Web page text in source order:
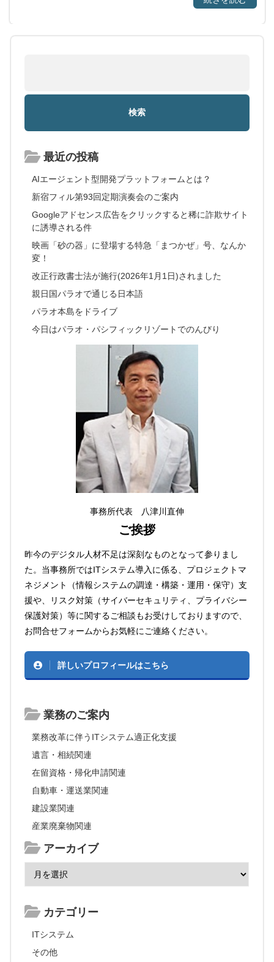
最近の投稿
AIエージェント型開発プラットフォームとは？
新宿フィル第93回定期演奏会のご案内
Googleアドセンス広告をクリックすると稀に詐欺サイト
に誘導される件
映画「砂の器」に登場する特急「まつかぜ」号、なんか
変！
改正行政書士法が施行(2026年1月1日)されました
親日国パラオで通じる日本語
パラオ本島をドライブ
今日はパラオ・パシフィックリゾートでのんびり
事務所代表 八津川直伸
ご挨拶
昨今のデジタル人材不足は深刻なものとなって参りまし
た。当事務所ではITシステム導入に係る、プロジェクトマ
ネジメント（情報システムの調達・構築・運用・保守）支
援や、リスク対策（サイバーセキュリティ、プライバシー
保護対策）等に関するご相談もお受けしておりますので、
お問合せフォームからお気軽にご連絡ください。
詳しいプロフィールはこちら
業務のご案内
業務改革に伴うITシステム適正化支援
遺言・相続関連
在留資格・帰化申請関連
自動車・運送業関連
建設業関連
産業廃棄物関連
アーカイブ
カテゴリー
ITシステム
その他